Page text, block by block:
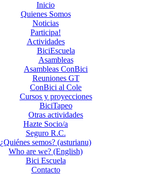
Inicio
Quienes Somos
Noticias
Participa!
Actividades
BiciEscuela
Asambleas
Asambleas ConBici
Reuniones GT
ConBici al Cole
Cursos y proyecciones
BiciTapeo
Otras actividades
Hazte Socio/a
Seguro R.C.
¿Quiénes semos? (asturianu)
Who are we? (English)
Bici Escuela
Contacto